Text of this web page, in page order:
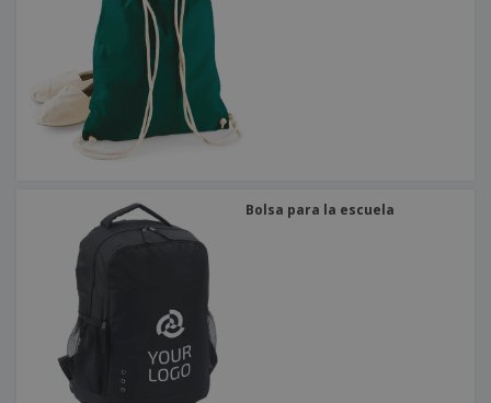
Bolsa para la escuela